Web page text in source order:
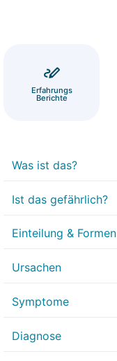
Erfahrungs
Berichte
Was ist das?
Ist das gefährlich?
Einteilung & Formen
Ursachen
Symptome
Diagnose